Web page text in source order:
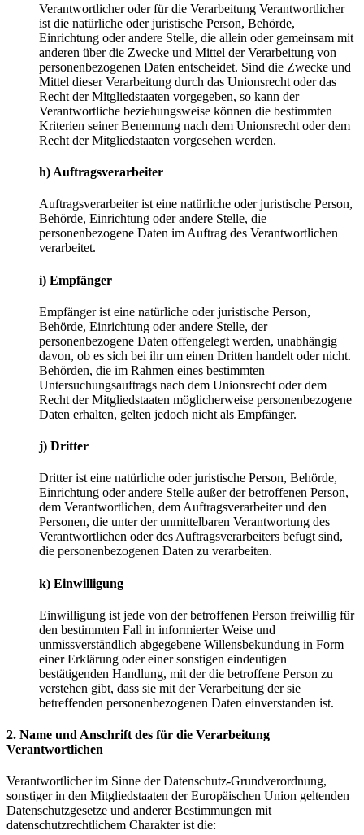
Verantwortlicher oder für die Verarbeitung Verantwortlicher
ist die natürliche oder juristische Person, Behörde,
Einrichtung oder andere Stelle, die allein oder gemeinsam mit
anderen über die Zwecke und Mittel der Verarbeitung von
personenbezogenen Daten entscheidet. Sind die Zwecke und
Mittel dieser Verarbeitung durch das Unionsrecht oder das
Recht der Mitgliedstaaten vorgegeben, so kann der
Verantwortliche beziehungsweise können die bestimmten
Kriterien seiner Benennung nach dem Unionsrecht oder dem
Recht der Mitgliedstaaten vorgesehen werden.
h) Auftragsverarbeiter
Auftragsverarbeiter ist eine natürliche oder juristische Person,
Behörde, Einrichtung oder andere Stelle, die
personenbezogene Daten im Auftrag des Verantwortlichen
verarbeitet.
i) Empfänger
Empfänger ist eine natürliche oder juristische Person,
Behörde, Einrichtung oder andere Stelle, der
personenbezogene Daten offengelegt werden, unabhängig
davon, ob es sich bei ihr um einen Dritten handelt oder nicht.
Behörden, die im Rahmen eines bestimmten
Untersuchungsauftrags nach dem Unionsrecht oder dem
Recht der Mitgliedstaaten möglicherweise personenbezogene
Daten erhalten, gelten jedoch nicht als Empfänger.
j) Dritter
Dritter ist eine natürliche oder juristische Person, Behörde,
Einrichtung oder andere Stelle außer der betroffenen Person,
dem Verantwortlichen, dem Auftragsverarbeiter und den
Personen, die unter der unmittelbaren Verantwortung des
Verantwortlichen oder des Auftragsverarbeiters befugt sind,
die personenbezogenen Daten zu verarbeiten.
k) Einwilligung
Einwilligung ist jede von der betroffenen Person freiwillig für
den bestimmten Fall in informierter Weise und
unmissverständlich abgegebene Willensbekundung in Form
einer Erklärung oder einer sonstigen eindeutigen
bestätigenden Handlung, mit der die betroffene Person zu
verstehen gibt, dass sie mit der Verarbeitung der sie
betreffenden personenbezogenen Daten einverstanden ist.
2. Name und Anschrift des für die Verarbeitung
Verantwortlichen
Verantwortlicher im Sinne der Datenschutz-Grundverordnung,
sonstiger in den Mitgliedstaaten der Europäischen Union geltenden
Datenschutzgesetze und anderer Bestimmungen mit
datenschutzrechtlichem Charakter ist die: